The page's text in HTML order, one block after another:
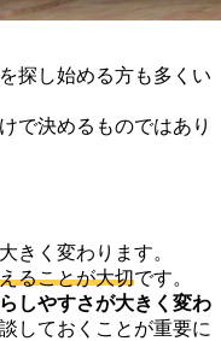
探し始める方も多くい
で決めるものではあり
きく変わります。
ることが大切です。
しやすさが大きく変わ
しておくことが重要に